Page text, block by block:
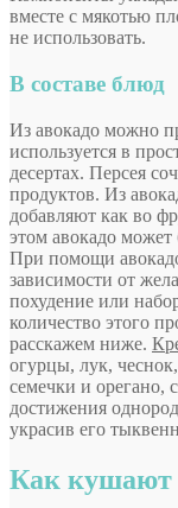
вместе с мякотью
не использовать.
В составе блюд
Из авокадо можно
используется в
десертах. Персея
продуктов. Из
добавляют как во
этом авокадо
При помощи
зависимости от
похудение или
количество этого
расскажем ниже.
огурцы, лук,
семечки и орегано,
достижения
украсив его
Как кушают